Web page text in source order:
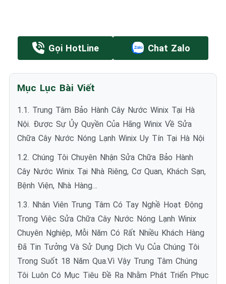
Gọi HotLine Chat Zalo
Mục Lục Bài Viết
1.1. Trung Tâm Bảo Hành Cây Nước Winix Tại Hà
Nội. Được Sự Ủy Quyền Của Hãng Winix Về Sửa
Chữa Cây Nước Nóng Lạnh Winix Uy Tín Tại Hà Nội
1.2. Chúng Tôi Chuyên Nhận Sửa Chữa Bảo Hành
Cây Nước Winix Tại Nhà Riêng, Cơ Quan, Khách Sạn,
Bệnh Viện, Nhà Hàng…
1.3. Nhân Viên Trung Tâm Có Tay Nghề Hoạt Động
Trong Việc Sửa Chữa Cây Nước Nóng Lạnh Winix
Chuyên Nghiệp, Mỗi Năm Có Rất Nhiều Khách Hàng
Đã Tin Tưởng Và Sử Dụng Dịch Vụ Của Chúng Tôi
Trong Suốt 18 Năm Qua.Vì Vậy Trung Tâm Chúng
Tôi Luôn Có Mục Tiêu Đề Ra Nhằm Phát Triển Phục